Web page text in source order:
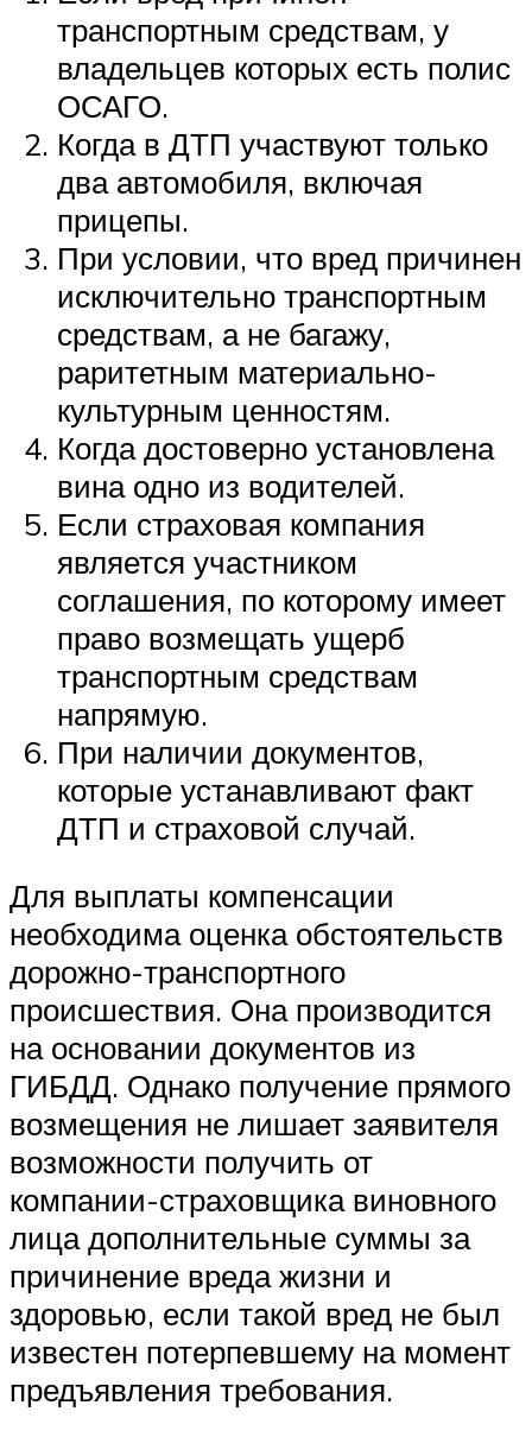
транспортным средствам, у
владельцев которых есть полис
ОСАГО.
Когда в ДТП участвуют только
два автомобиля, включая
прицепы.
При условии, что вред причинен
исключительно транспортным
средствам, а не багажу,
раритетным материально-
культурным ценностям.
Когда достоверно установлена
вина одно из водителей.
Если страховая компания
является участником
соглашения, по которому имеет
право возмещать ущерб
транспортным средствам
напрямую.
При наличии документов,
которые устанавливают факт
ДТП и страховой случай.
Для выплаты компенсации
необходима оценка обстоятельств
дорожно-транспортного
происшествия. Она производится
на основании документов из
ГИБДД. Однако получение прямого
возмещения не лишает заявителя
возможности получить от
компании-страховщика виновного
лица дополнительные суммы за
причинение вреда жизни и
здоровью, если такой вред не был
известен потерпевшему на момент
предъявления требования.